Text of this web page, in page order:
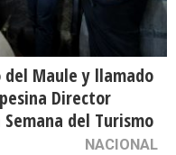
Maule y llamado
Director
del Turismo
NACIONAL